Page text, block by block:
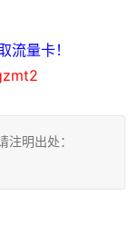
流量卡！
明出处：